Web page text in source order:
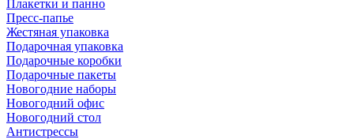
Плакетки и панно
Пресс-папье
Жестяная упаковка
Подарочная упаковка
Подарочные коробки
Подарочные пакеты
Новогодние наборы
Новогодний офис
Новогодний стол
Антистрессы